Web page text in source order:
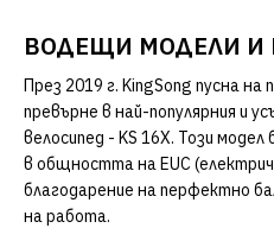
ВОДЕЩИ МОДЕЛИ И
През 2019 г. KingSong пусна
превърне в най-популярния и
велосипед - KS 16X. Този
в общността на EUC
благодарение на перфектно
на работа.